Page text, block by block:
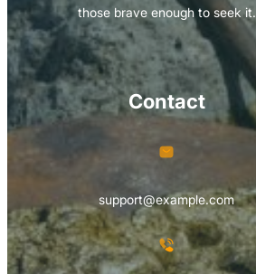
those brave enough to seek it.
Contact
support@example.com